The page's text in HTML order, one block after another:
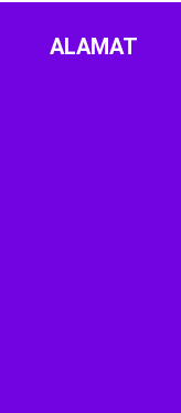
ALAMAT